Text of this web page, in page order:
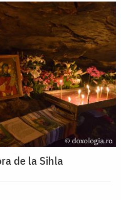
de la Sihla